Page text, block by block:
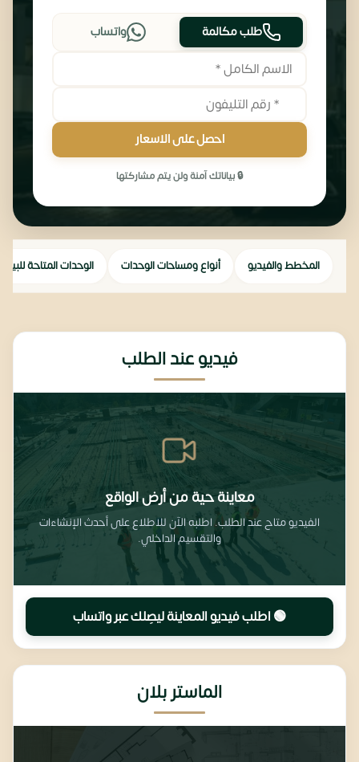
طلب مكالمة واتساب
احصل على الاسعار
🔒 بياناتك آمنة ولن يتم مشاركتها
المخطط والفيديو أنواع ومساحات الوحدات الوحدات المتاحة للبيع
فيديو عند الطلب
معاينة حية من أرض الواقع
الفيديو متاح عند الطلب. اطلبه الآن للاطلاع على أحدث الإنشاءات
والتقسيم الداخلي.
🟢 اطلب فيديو المعاينة ليصِلك عبر واتساب
الماستر بلان